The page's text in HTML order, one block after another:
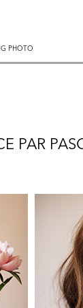
PHOTO
PHOTO
PAR